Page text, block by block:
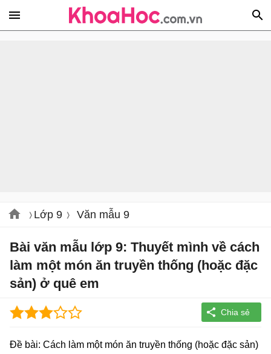
Lớp 9 Văn mẫu 9
Bài văn mẫu lớp 9: Thuyết mình về cách
làm một món ăn truyền thống (hoặc đặc
sản) ở quê em
Đề bài: Cách làm một món ăn truyền thống (hoặc đặc sản)